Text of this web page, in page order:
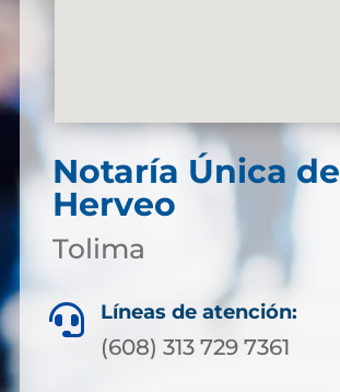
Notaría Única de
Herveo
Tolima
 Líneas de atención:
(608) 313 729 7361